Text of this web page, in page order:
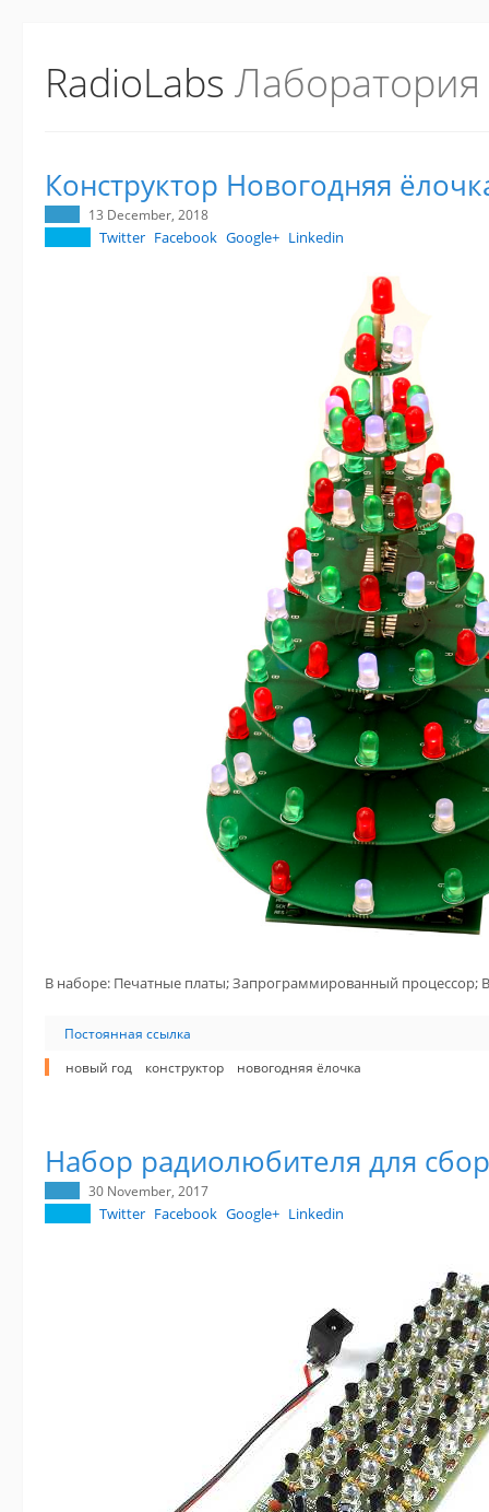
RadioLabs
Конструктор Новогодняя
13 December, 2018
Twitter Facebook Google+ Linkedin
В наборе: Печатные платы; Запрограммированный процессор;
Постоянная ссылка
новый год
конструктор новогодняя ёлочка
Набор радиолюбителя для
30 November, 2017
Twitter Facebook Google+ Linkedin